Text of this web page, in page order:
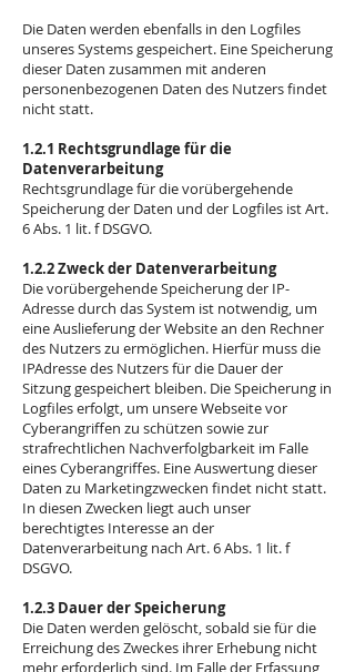
Die Daten werden ebenfalls in den Logfiles
unseres Systems gespeichert. Eine Speicherung
dieser Daten zusammen mit anderen
personenbezogenen Daten des Nutzers findet
nicht statt.
1.2.1 Rechtsgrundlage für die
Datenverarbeitung
Rechtsgrundlage für die vorübergehende
Speicherung der Daten und der Logfiles ist Art.
6 Abs. 1 lit. f DSGVO.
1.2.2 Zweck der Datenverarbeitung
Die vorübergehende Speicherung der IP-
Adresse durch das System ist notwendig, um
eine Auslieferung der Website an den Rechner
des Nutzers zu ermöglichen. Hierfür muss die
IPAdresse des Nutzers für die Dauer der
Sitzung gespeichert bleiben. Die Speicherung in
Logfiles erfolgt, um unsere Webseite vor
Cyberangriffen zu schützen sowie zur
strafrechtlichen Nachverfolgbarkeit im Falle
eines Cyberangriffes. Eine Auswertung dieser
Daten zu Marketingzwecken findet nicht statt.
In diesen Zwecken liegt auch unser
berechtigtes Interesse an der
Datenverarbeitung nach Art. 6 Abs. 1 lit. f
DSGVO.
1.2.3 Dauer der Speicherung
Die Daten werden gelöscht, sobald sie für die
Erreichung des Zweckes ihrer Erhebung nicht
mehr erforderlich sind. Im Falle der Erfassung